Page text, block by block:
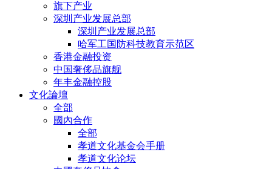
旗下产业
深圳产业发展总部
深圳产业发展总部
哈军工国防科技教育示范区
香港金融投资
中国奢侈品旗舰
年丰金融控股
文化論壇
全部
國內合作
全部
孝道文化基金会手册
孝道文化论坛